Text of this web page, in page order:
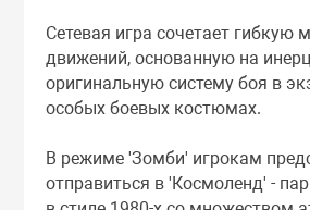
Сетевая игра сочетает гибкую
движений, основанную на
оригинальную систему боя в
особых боевых костюмах.
В режиме 'Зомби' игрокам
отправиться в 'Космоленд' -